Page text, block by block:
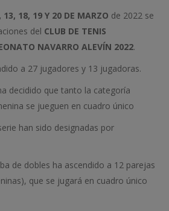
18, 19 Y 20 DE MARZO de 2022 se
del CLUB DE TENIS
NAVARRO ALEVÍN 2022.
a 27 jugadores y 13 jugadoras.
decidido que tanto la categoría
se jueguen en cuadro único
han sido designadas por
de dobles ha ascendido a 12 parejas
que se jugará en cuadro único